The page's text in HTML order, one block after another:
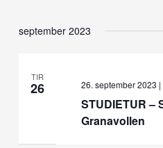
september 2023
TIR
26
STUDIETUR –
Granavollen
26. september 2023 |